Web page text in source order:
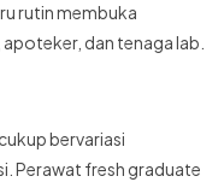
rutin membuka
dan tenaga lab.
bervariasi
Perawat fresh graduate